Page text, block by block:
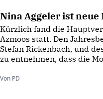
Nina Aggeler ist
Kürzlich fand die
Azmoos statt. Den
Stefan Rickenbach, und
zu entnehmen, dass die
Von PD